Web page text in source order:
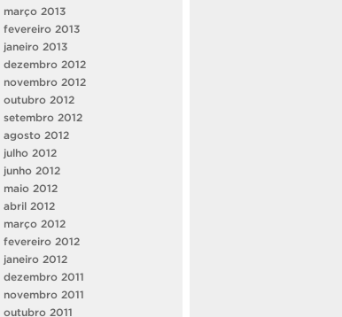
março 2013
fevereiro 2013
janeiro 2013
dezembro 2012
novembro 2012
outubro 2012
setembro 2012
agosto 2012
julho 2012
junho 2012
maio 2012
abril 2012
março 2012
fevereiro 2012
janeiro 2012
dezembro 2011
novembro 2011
outubro 2011